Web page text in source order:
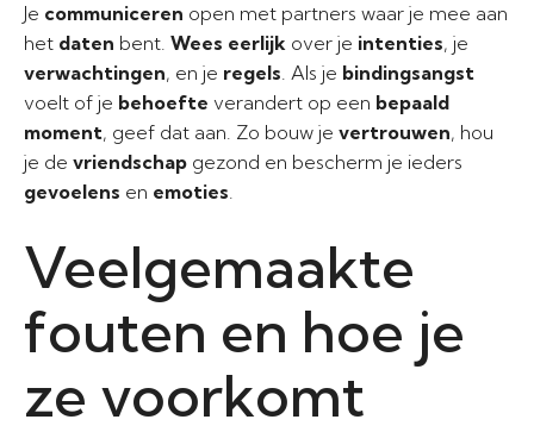
Je communiceren open met partners waar je mee aan
het daten bent. Wees eerlijk over je intenties, je
verwachtingen, en je regels. Als je bindingsangst
voelt of je behoefte verandert op een bepaald
moment, geef dat aan. Zo bouw je vertrouwen, hou
je de vriendschap gezond en bescherm je ieders
gevoelens en emoties.
Veelgemaakte
fouten en hoe je
ze voorkomt